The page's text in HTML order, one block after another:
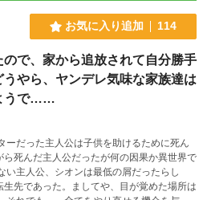
お気に入り追加 114
で、家から追放されて自分勝手
やら、ヤンデレ気味な家族達は
うで……
ーだった主人公は子供を助けるために死ん
死んだ主人公だったが何の因果か異世界で
い主人公、シオンは最低の屑だったらし
先であった。ましてや、目が覚めた場所は